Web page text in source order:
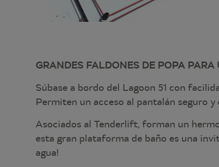
GRANDES FALDONES DE POPA
Súbase a bordo del Lagoon 51 con
Permiten un acceso al pantalán seguro y
Asociados al Tenderlift, forman un
esta gran plataforma de baño es una
agua!